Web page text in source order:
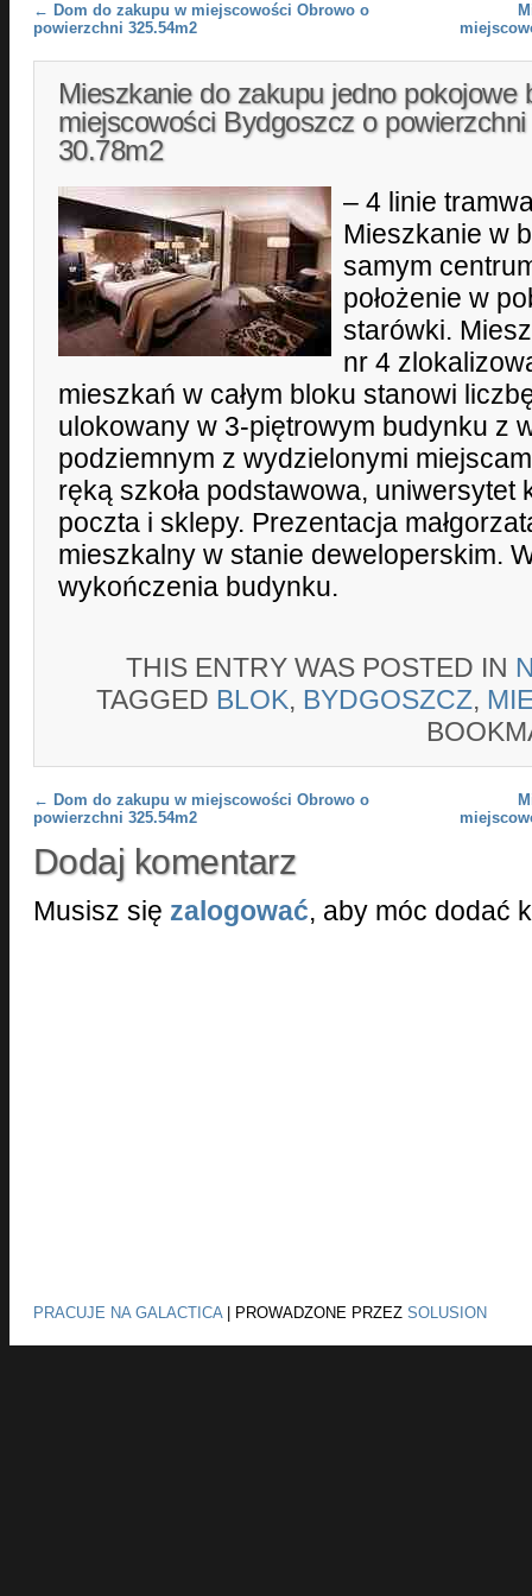
Post navigation
← Dom do zakupu w miejscowości Obrowo o
powierzchni 325.54m2
Mieszkanie do zakupu jedno pokojowe
miejscowości Bydgoszcz o powierzchni
30.78m2
– 4 linie
Mieszkanie w
samym
położenie w
starówki.
nr 4
mieszkań w całym bloku stanowi
ulokowany w 3-piętrowym budynku z
podziemnym z wydzielonymi
ręką szkoła podstawowa, uniwersytet
poczta i sklepy. Prezentacja
mieszkalny w stanie deweloperskim.
wykończenia budynku.
THIS ENTRY WAS POSTED IN
TAGGED BLOK, BYDGOSZCZ,
Post navigation
← Dom do zakupu w miejscowości Obrowo o
powierzchni 325.54m2
Dodaj komentarz
Musisz się zalogować, aby móc dodać
PRACUJE NA GALACTICA| PROWADZONE PRZEZ SOLUSION